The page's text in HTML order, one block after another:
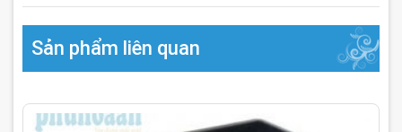
Sản phẩm liên quan